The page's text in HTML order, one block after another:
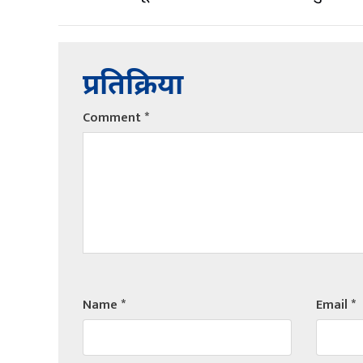
प्रतिक्रिया
Comment*
Name* Email*